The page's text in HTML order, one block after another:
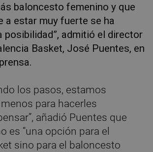
baloncesto femenino y que
a estar muy fuerte se ha
posibilidad”, admitió el director
Basket, José Puentes, en
los pasos, estamos
para hacerles
añadió Puentes que
es “una opción para el
sino para el baloncesto